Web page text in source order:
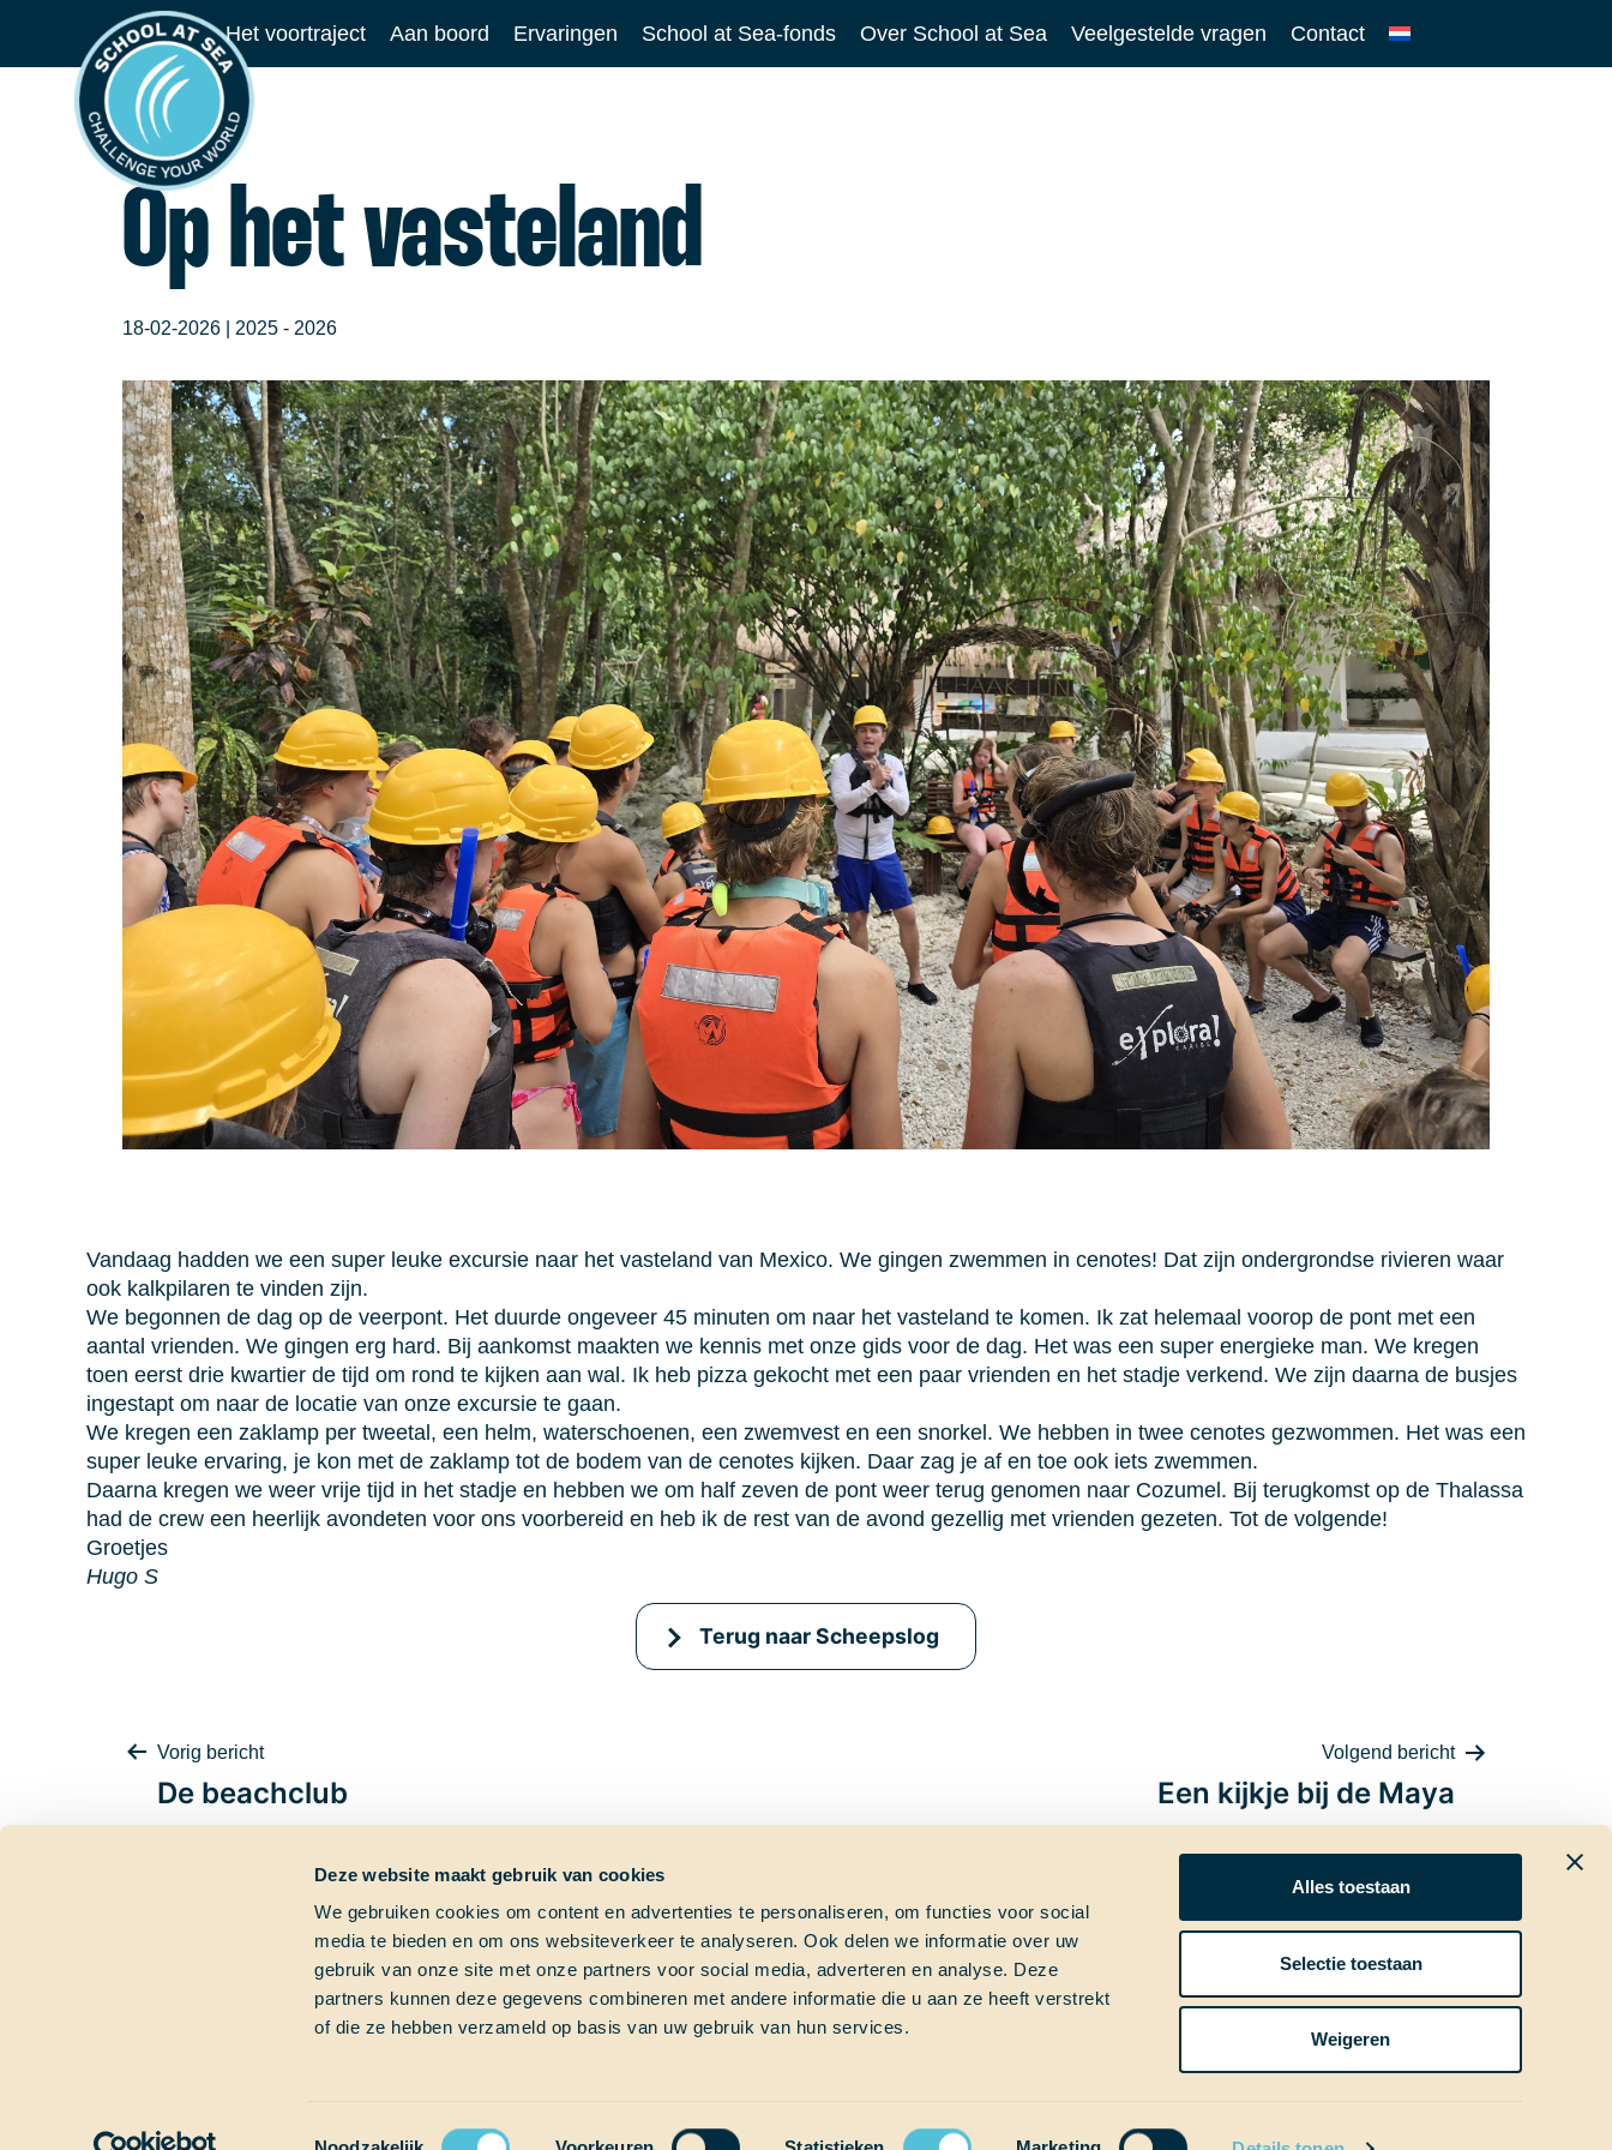
Deze website maakt gebruik van cookies
We gebruiken cookies om content en advertenties te personaliseren, om functies voor social
media te bieden en om ons websiteverkeer te analyseren. Ook delen we informatie over uw
gebruik van onze site met onze partners voor social media, adverteren en analyse. Deze
partners kunnen deze gegevens combineren met andere informatie die u aan ze heeft verstrekt
of die ze hebben verzameld op basis van uw gebruik van hun services.
Toestemmingsselectie
Alles toestaan
Selectie toestaan
Weigeren
de
School
at
Sea
Het voortraject Aan boord Ervaringen School at Sea-fonds Over School at Sea Veelgestelde vragen Contact
Op het vasteland
18-02-2026 | 2025 - 2026
Vandaag hadden we een super leuke excursie naar het vasteland van Mexico. We gingen zwemmen in cenotes! Dat zijn ondergrondse rivieren waar
ook kalkpilaren te vinden zijn.
We begonnen de dag op de veerpont. Het duurde ongeveer 45 minuten om naar het vasteland te komen. Ik zat helemaal voorop de pont met een
aantal vrienden. We gingen erg hard. Bij aankomst maakten we kennis met onze gids voor de dag. Het was een super energieke man. We kregen
toen eerst drie kwartier de tijd om rond te kijken aan wal. Ik heb pizza gekocht met een paar vrienden en het stadje verkend. We zijn daarna de busjes
ingestapt om naar de locatie van onze excursie te gaan.
We kregen een zaklamp per tweetal, een helm, waterschoenen, een zwemvest en een snorkel. We hebben in twee cenotes gezwommen. Het was een
super leuke ervaring, je kon met de zaklamp tot de bodem van de cenotes kijken. Daar zag je af en toe ook iets zwemmen.
Daarna kregen we weer vrije tijd in het stadje en hebben we om half zeven de pont weer terug genomen naar Cozumel. Bij terugkomst op de Thalassa
had de crew een heerlijk avondeten voor ons voorbereid en heb ik de rest van de avond gezellig met vrienden gezeten. Tot de volgende!
Groetjes
Hugo S
Terug naar Scheepslog
Bericht
navigatie
Vorig bericht
De beachclub
Volgend bericht
Een kijkje bij de Maya
Dringende vraag?
Heb je een dringende vraag?
Bel gerust of mail ons!
Shipfinder
Check hier waar School at
Sea op dit moment vaart!
Social media Nieuwsbrief